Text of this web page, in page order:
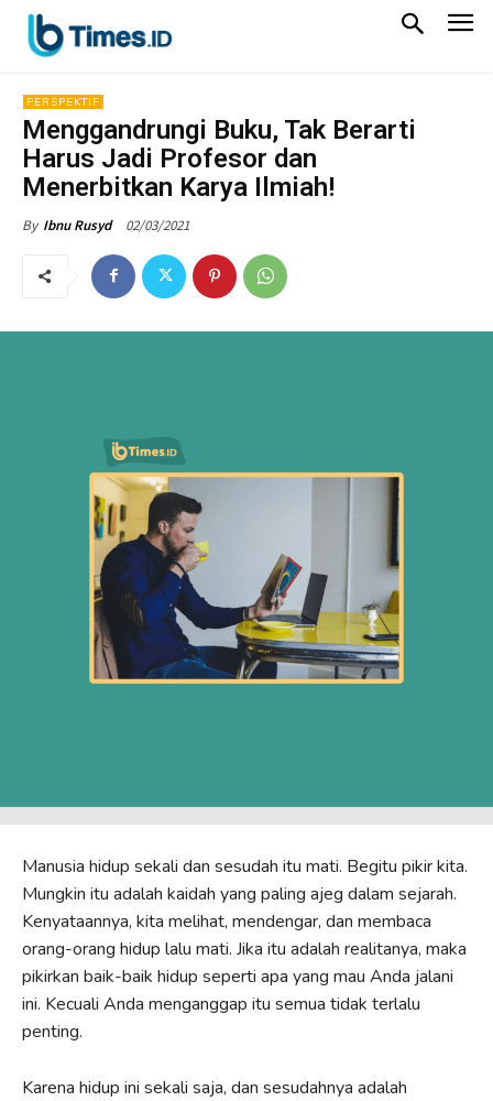
PERSPEKTIF
Menggandrungi Buku, Tak Berarti
Harus Jadi Profesor dan
Menerbitkan Karya Ilmiah!
By Ibnu Rusyd 02/03/2021
Manusia hidup sekali dan sesudah itu mati. Begitu pikir kita.
Mungkin itu adalah kaidah yang paling ajeg dalam sejarah.
Kenyataannya, kita melihat, mendengar, dan membaca
orang-orang hidup lalu mati. Jika itu adalah realitanya, maka
pikirkan baik-baik hidup seperti apa yang mau Anda jalani
ini. Kecuali Anda menganggap itu semua tidak terlalu
penting.
Karena hidup ini sekali saja, dan sesudahnya adalah